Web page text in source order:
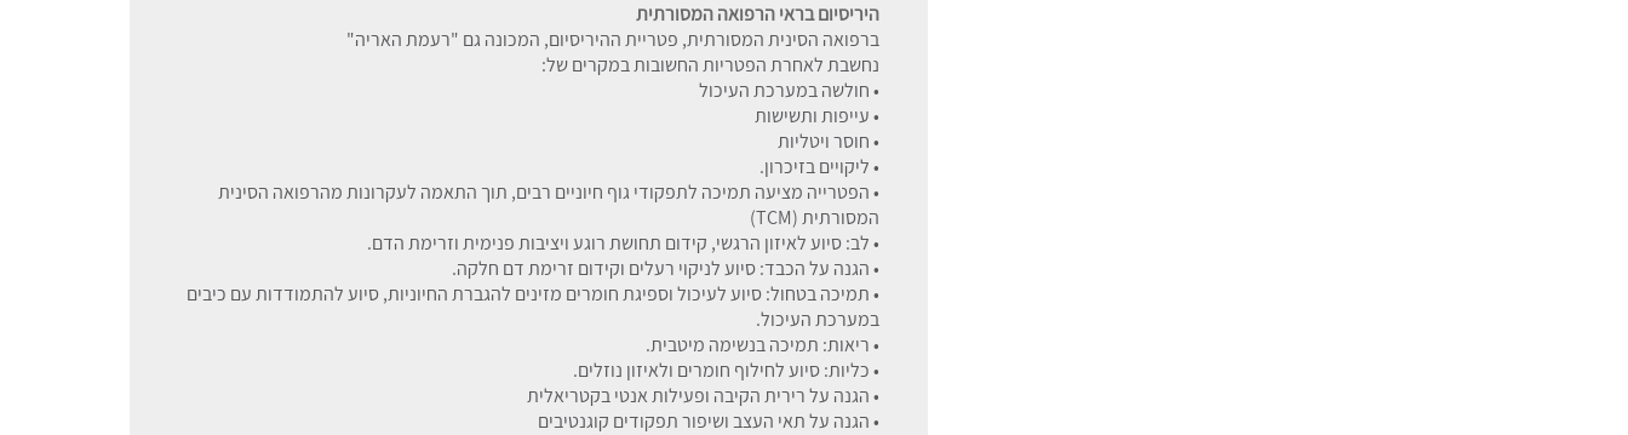
היריסיום בראי הרפואה המסורתית
ברפואה הסינית המסורתית, פטריית ההיריסיום, המכונה גם "רעמת האריה"
נחשבת לאחרת הפטריות החשובות במקרים של:
• חולשה במערכת העיכול
• עייפות ותשישות
• חוסר ויטליות
• ליקויים בזיכרון.
• הפטרייה מציעה תמיכה לתפקודי גוף חיוניים רבים, תוך התאמה לעקרונות מהרפואה הסינית
המסורתית (TCM)
• לב: סיוע לאיזון הרגשי, קידום תחושת רוגע ויציבות פנימית וזרימת הדם.
• הגנה על הכבד: סיוע לניקוי רעלים וקידום זרימת דם חלקה.
• תמיכה בטחול: סיוע לעיכול וספיגת חומרים מזינים להגברת החיוניות, סיוע להתמודדות עם כיבים
במערכת העיכול.
• ריאות: תמיכה בנשימה מיטבית.
• כליות: סיוע לחילוף חומרים ולאיזון נוזלים.
• הגנה על רירית הקיבה ופעילות אנטי בקטריאלית
• הגנה על תאי העצב ושיפור תפקודים קוגנטיבים